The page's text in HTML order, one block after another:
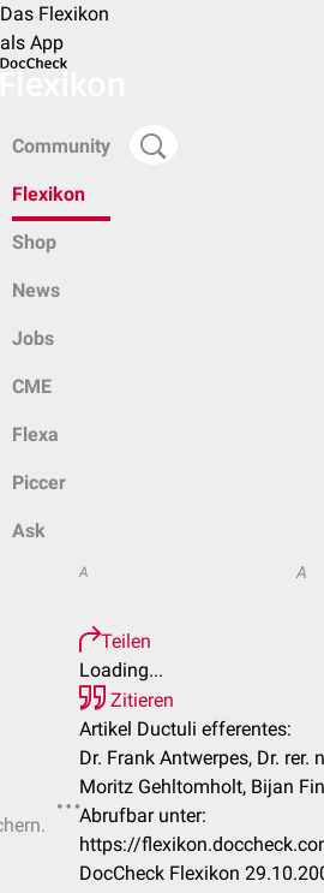
Das Flexikon
als App
Community
Flexikon
Shop
News
Jobs
CME
Flexa
Piccer
Ask
A A
Teilen
Loading...
Zitieren
Artikel Ductuli efferentes:
Dr. Frank Antwerpes, Dr. rer.
Moritz Gehltomholt, Bijan
Abrufbar unter:
https://
DocCheck Flexikon